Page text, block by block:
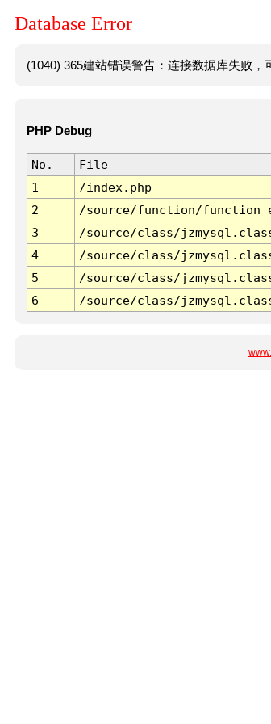
Database Error
(1040) 365建站错误警告：连接数据库失败，
PHP Debug
No. File
1
/index.php
2
/source/function/
3
/source/class/
4
/source/class/
5
/source/class/
6
/source/class/